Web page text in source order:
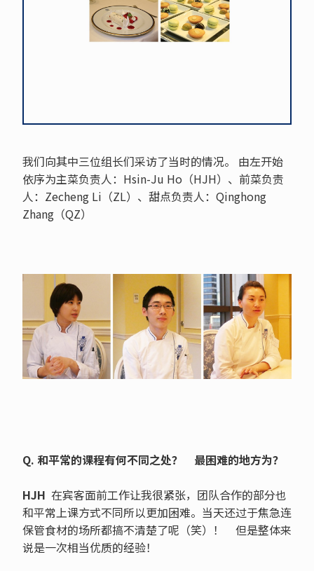
我们向其中三位组长们采访了当时的情况。 由左开始
依序为主菜负责人：Hsin-Ju Ho（HJH）、前菜负责
人：Zecheng Li（ZL）、甜点负责人：Qinghong
Zhang（QZ）
Q. 和平常的课程有何不同之处？ 最困难的地方为？
HJH 在宾客面前工作让我很紧张，团队合作的部分也
和平常上课方式不同所以更加困难。当天还过于焦急连
保管食材的场所都搞不清楚了呢（笑）！ 但是整体来
说是一次相当优质的经验！